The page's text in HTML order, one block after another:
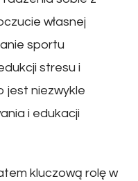
własnej
sportu
stresu i
jest niezwykle
i edukacji
kluczową rolę w